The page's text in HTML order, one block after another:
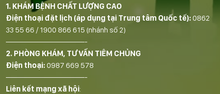
1. KHÁM BỆNH CHẤT LƯỢNG CAO
Điện thoại đặt lịch (áp dụng tại Trung tâm Quốc tế):0862
33 55 66 / 1900 866 615 (nhánh số 2)
——————————-
2. PHÒNG KHÁM, TƯ VẤN TIÊM CHỦNG
Điện thoại:0987 669 578
——————————-
Liên kết mạng xã hội: